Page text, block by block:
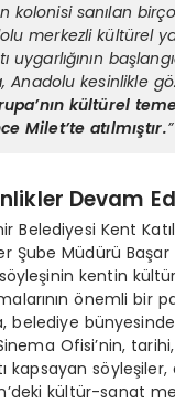
kolonisi sanılan
merkezli kültürel
uygarlığının
Anadolu kesinlikle
kültürel
Milet’te atılmıştır.”
Devam
Belediyesi Kent
Şube Müdürü Başar
kentin
önemli bir
belediye
Ofisi’nin,
kapsayan
kültür-sanat